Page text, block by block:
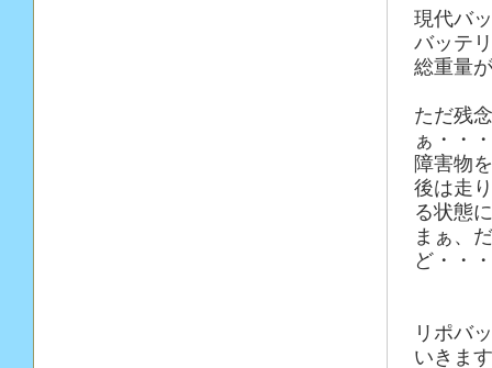
現代バ
バッテ
総重量
ただ残
ぁ・・
障害物
後は走
る状態
まぁ、
ど・・
リポバ
いきま